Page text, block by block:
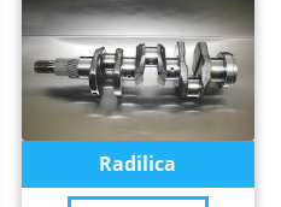
Radilica